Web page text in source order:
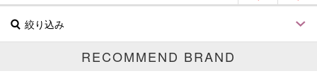
絞り込み
RECOMMEND BRAND